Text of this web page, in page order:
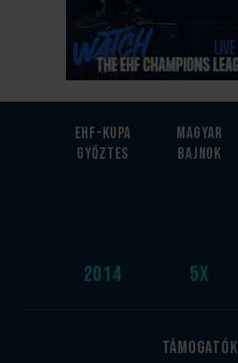
EHF-Kupa
győztes
2014
Magyar
bajnok
5x
Támogatók